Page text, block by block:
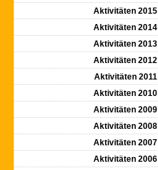
Aktivitäten 2015
Aktivitäten 2014
Aktivitäten 2013
Aktivitäten 2012
Aktivitäten 2011
Aktivitäten 2010
Aktivitäten 2009
Aktivitäten 2008
Aktivitäten 2007
Aktivitäten 2006